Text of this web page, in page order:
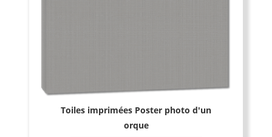
Toiles imprimées Poster photo d'un
orque